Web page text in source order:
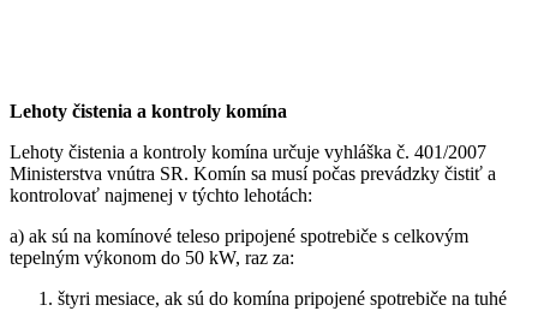
Lehoty čistenia a kontroly komína
Lehoty čistenia a kontroly komína určuje vyhláška č. 401/2007
Ministerstva vnútra SR. Komín sa musí počas prevádzky čistiť a
kontrolovať najmenej v týchto lehotách:
a) ak sú na komínové teleso pripojené spotrebiče s celkovým
tepelným výkonom do 50 kW, raz za:
štyri mesiace, ak sú do komína pripojené spotrebiče na tuhé